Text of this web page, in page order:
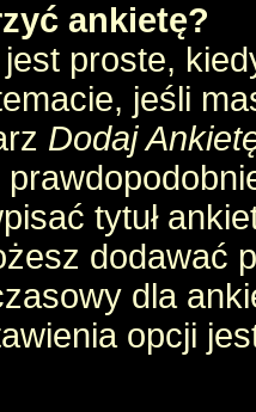
ankietę?
proste,
jeśli
Dodaj
tytuł
dodawać
dla
opcji